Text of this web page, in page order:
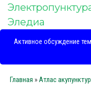
Эледиа
Активное обсуждение
Главная »Атлас